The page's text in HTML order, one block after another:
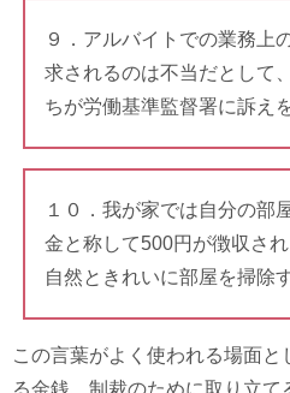
９．アルバイトでの業務上
求されるのは不当だとして
ちが労働基準監督署に訴え
１０．我が家では自分の部
金と称して500円が徴収さ
自然ときれいに部屋を掃除
この言葉がよく使われる場面